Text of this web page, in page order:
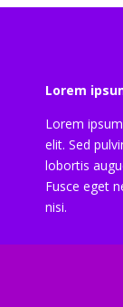
Lorem
Lorem
elit. Sed
lobortis
Fusce eget
nisi.